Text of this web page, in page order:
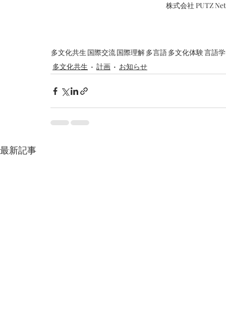
株式会社 PUTZ
多文化共生 国際交流国際理解多言語多文化体験言語
多文化共生
計画 お知らせ
最新記事